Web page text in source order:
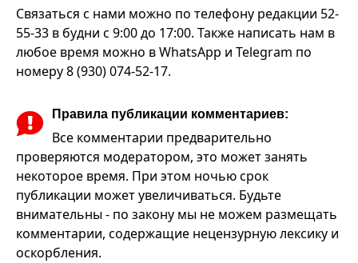
Связаться с нами можно по телефону редакции 52-
55-33 в будни с 9:00 до 17:00. Также написать нам в
любое время можно в WhatsApp и Telegram по
номеру 8 (930) 074-52-17.
Правила публикации комментариев:
Все комментарии предварительно
проверяются модератором, это может занять
некоторое время. При этом ночью срок
публикации может увеличиваться. Будьте
внимательны - по закону мы не можем размещать
комментарии, содержащие нецензурную лексику и
оскорбления.